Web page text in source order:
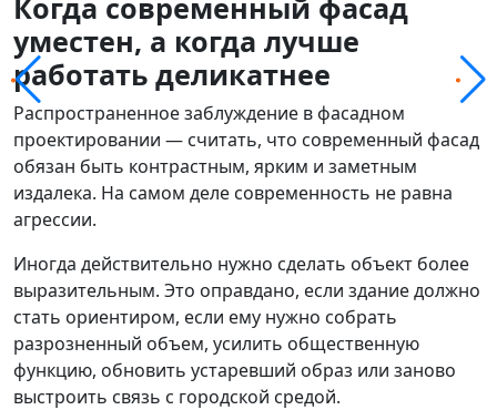
уместен, а когда лучше
работать деликатнее
Распространенное заблуждение в фасадном
проектировании — считать, что современный фасад
обязан быть контрастным, ярким и заметным
издалека. На самом деле современность не равна
агрессии.
Иногда действительно нужно сделать объект более
выразительным. Это оправдано, если здание должно
стать ориентиром, если ему нужно собрать
разрозненный объем, усилить общественную
функцию, обновить устаревший образ или заново
выстроить связь с городской средой.